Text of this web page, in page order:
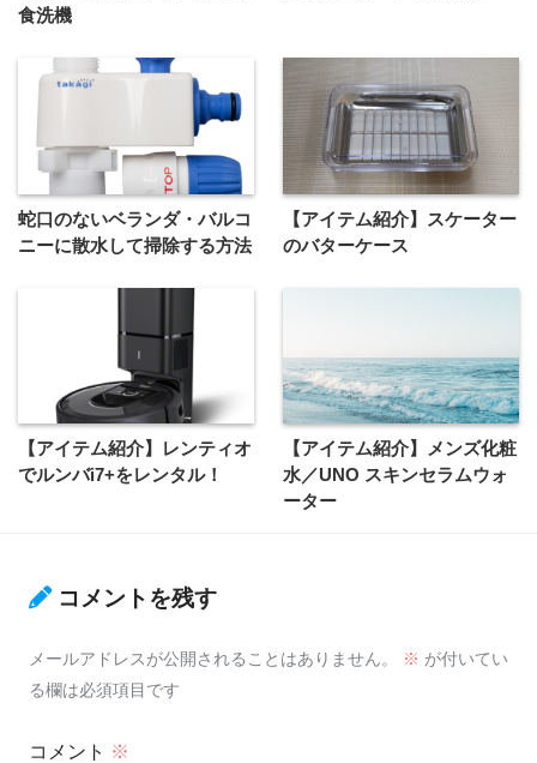
食洗機
蛇口のないベランダ・バルコ
ニーに散水して掃除する方法
【アイテム紹介】スケーター
のバターケース
【アイテム紹介】レンティオ
でルンバi7+をレンタル！
【アイテム紹介】メンズ化粧
水／UNO スキンセラムウォ
ーター
コメントを残す
メールアドレスが公開されることはありません。 ※ が付いてい
る欄は必須項目です
コメント ※